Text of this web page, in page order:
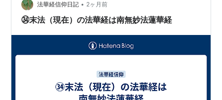
法華経信仰日記 • 2ヶ月前
㉞末法（現在）の法華経は南無妙法蓮華経